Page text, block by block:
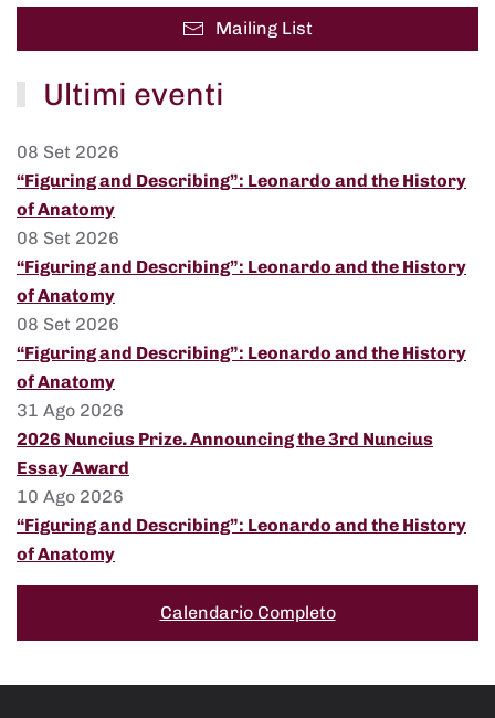
Mailing List
Ultimi eventi
08 Set 2026
“Figuring and Describing”: Leonardo and the History
of Anatomy
08 Set 2026
“Figuring and Describing”: Leonardo and the History
of Anatomy
08 Set 2026
“Figuring and Describing”: Leonardo and the History
of Anatomy
31 Ago 2026
2026 Nuncius Prize. Announcing the 3rd Nuncius
Essay Award
10 Ago 2026
“Figuring and Describing”: Leonardo and the History
of Anatomy
Calendario Completo